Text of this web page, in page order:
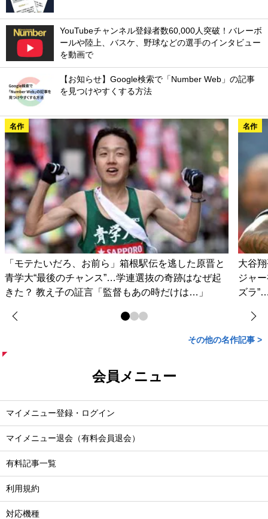
YouTubeチャンネル登録者数60,000人突破！バレーボ
ールや陸上、バスケ、野球などの選手のインタビュー
を動画で
【お知らせ】Google検索で「Number Web」の記事
を見つけやすくする方法
名作
「モテたいだろ、お前ら」箱根駅伝を逃した原晋と
青学大“最後のチャンス”…学連選抜の奇跡はなぜ起
きた？ 教え子の証言「監督もあの時だけは…」
名作
大谷
ジャ
ズラ
その他の名作記事 >
会員メニュー
マイメニュー登録・ログイン
マイメニュー退会（有料会員退会）
有料記事一覧
利用規約
対応機種